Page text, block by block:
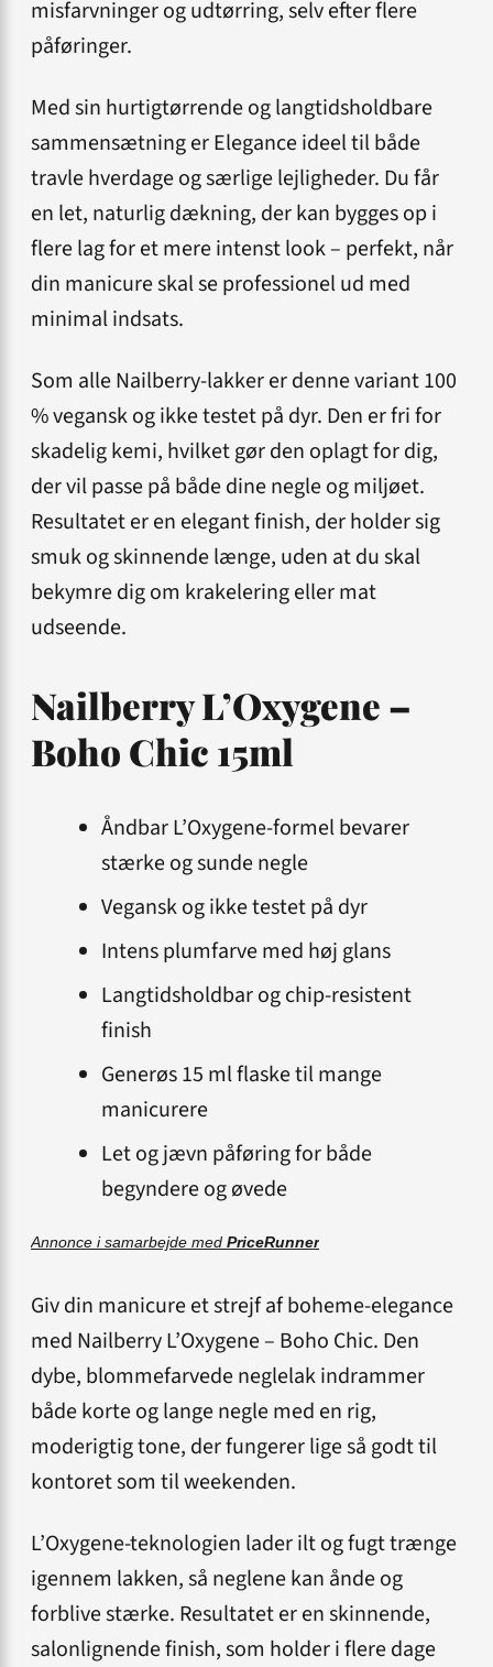
misfarvninger og udtørring, selv efter flere
påføringer.
Med sin hurtigtørrende og langtidsholdbare
sammensætning er Elegance ideel til både
travle hverdage og særlige lejligheder. Du får
en let, naturlig dækning, der kan bygges op i
flere lag for et mere intenst look – perfekt, når
din manicure skal se professionel ud med
minimal indsats.
Som alle Nailberry-lakker er denne variant 100
% vegansk og ikke testet på dyr. Den er fri for
skadelig kemi, hvilket gør den oplagt for dig,
der vil passe på både dine negle og miljøet.
Resultatet er en elegant finish, der holder sig
smuk og skinnende længe, uden at du skal
bekymre dig om krakelering eller mat
udseende.
Nailberry L’Oxygene –
Boho Chic 15ml
Åndbar L’Oxygene-formel bevarer
stærke og sunde negle
Vegansk og ikke testet på dyr
Intens plumfarve med høj glans
Langtidsholdbar og chip-resistent
finish
Generøs 15 ml flaske til mange
manicurere
Let og jævn påføring for både
begyndere og øvede
Annonce i samarbejde med PriceRunner
Giv din manicure et strejf af boheme-elegance
med Nailberry L’Oxygene – Boho Chic. Den
dybe, blommefarvede neglelak indrammer
både korte og lange negle med en rig,
moderigtig tone, der fungerer lige så godt til
kontoret som til weekenden.
L’Oxygene-teknologien lader ilt og fugt trænge
igennem lakken, så neglene kan ånde og
forblive stærke. Resultatet er en skinnende,
salonlignende finish, som holder i flere dage